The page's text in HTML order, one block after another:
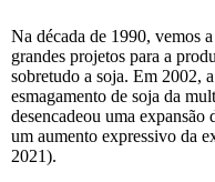
Na década de 1990, vemos
grandes projetos para a
sobretudo a soja. Em 2002,
esmagamento de soja da
desencadeou uma expansão
um aumento expressivo da
2021).